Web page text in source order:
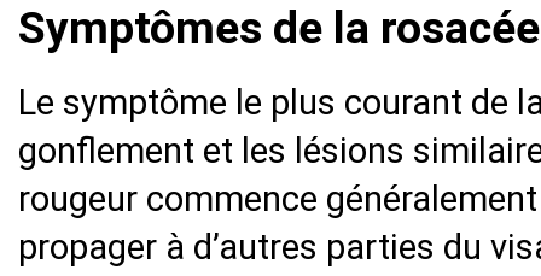
Symptômes de la rosacée
Le symptôme le plus courant de
gonflement et les lésions
rougeur commence
propager à d’autres parties du